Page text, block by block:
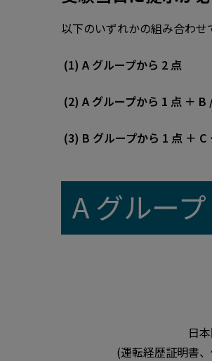
以下のいずれかの組み合わせ
(1) A グループから 2 点
(2) A グループから 1 点 ＋ B
(3) B グループから 1 点 ＋ C
A グルー
日
(運転経歴証明書